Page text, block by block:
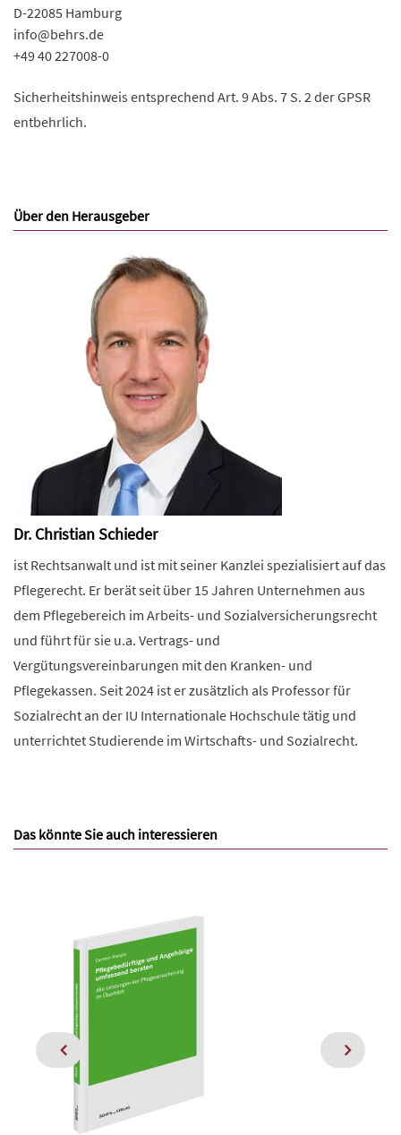
D-22085 Hamburg
info@behrs.de
+49 40 227008-0
Sicherheitshinweis entsprechend Art. 9 Abs. 7 S. 2 der GPSR
entbehrlich.
Über den Herausgeber
Dr. Christian Schieder
ist Rechtsanwalt und ist mit seiner Kanzlei spezialisiert auf das
Pflegerecht. Er berät seit über 15 Jahren Unternehmen aus
dem Pflegebereich im Arbeits- und Sozialversicherungsrecht
und führt für sie u.a. Vertrags- und
Vergütungsvereinbarungen mit den Kranken- und
Pflegekassen. Seit 2024 ist er zusätzlich als Professor für
Sozialrecht an der IU Internationale Hochschule tätig und
unterrichtet Studierende im Wirtschafts- und Sozialrecht.
Das könnte Sie auch interessieren